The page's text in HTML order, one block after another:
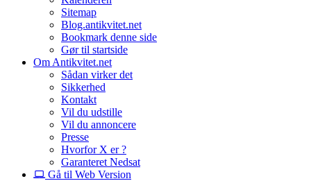
Sitemap
Blog.antikvitet.net
Bookmark denne side
Gør til startside
Om Antikvitet.net
Sådan virker det
Sikkerhed
Kontakt
Vil du udstille
Vil du annoncere
Presse
Hvorfor X er ?
Garanteret Nedsat
Gå til Web Version